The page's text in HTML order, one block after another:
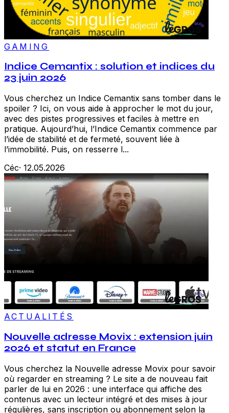
GAMING
Indice Cemantix : solution et indices du
23 juin 2026
Vous cherchez un Indice Cemantix sans tomber dans le
spoiler ? Ici, on vous aide à approcher le mot du jour,
avec des pistes progressives et faciles à mettre en
pratique. Aujourd’hui, l’Indice Cemantix commence par
l’idée de stabilité et de fermeté, souvent liée à
l’immobilité. Puis, on resserre l...
Céc· 12.05.2026
ACTUALITÉS
Nouvelle adresse Movix : extension juin
2026 et statut en France
Vous cherchez la Nouvelle adresse Movix pour savoir
où regarder en streaming ? Le site a de nouveau fait
parler de lui en 2026 : une interface qui affiche des
contenus avec un lecteur intégré et des mises à jour
régulières, sans inscription ou abonnement selon la